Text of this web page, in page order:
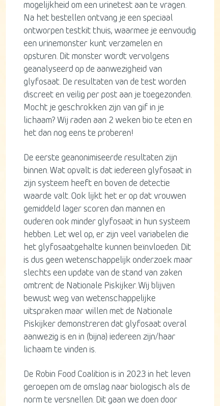
mogelijkheid om een urinetest aan te vragen.
Na het bestellen ontvang je een speciaal
ontworpen testkit thuis, waarmee je eenvoudig
een urinemonster kunt verzamelen en
opsturen. Dit monster wordt vervolgens
geanalyseerd op de aanwezigheid van
glyfosaat. De resultaten van de test worden
discreet en veilig per post aan je toegezonden.
Mocht je geschrokken zijn van gif in je
lichaam? Wij raden aan 2 weken bio te eten en
het dan nog eens te proberen!
De eerste geanonimiseerde resultaten zijn
binnen. Wat opvalt is dat iedereen glyfosaat in
zijn systeem heeft en boven de detectie
waarde valt. Ook lijkt het er op dat vrouwen
gemiddeld lager scoren dan mannen en
ouderen ook minder glyfosaat in hun systeem
hebben. Let wel op, er zijn veel variabelen die
het glyfosaatgehalte kunnen beïnvloeden. Dit
is dus geen wetenschappelijk onderzoek maar
slechts een update van de stand van zaken
omtrent de Nationale Piskijker. Wij blijven
bewust weg van wetenschappelijke
uitspraken maar willen met de Nationale
Piskijker demonstreren dat glyfosaat overal
aanwezig is en in (bijna) iedereen zijn/haar
lichaam te vinden is.
De Robin Food Coalition is in 2023 in het leven
geroepen om de omslag naar biologisch als de
norm te versnellen. Dit gaan we doen door